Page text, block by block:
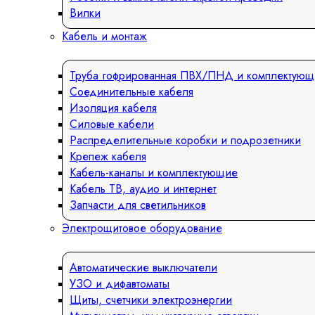
Вилки
Кабель и монтаж
Труба гофрированная ПВХ/ПНД и
Соединительные кабеля
Изоляция кабеля
Силовые кабели
Распределительные коробки и подрозетники
Крепеж кабеля
Кабель-каналы и комплектующие
Кабель ТВ, аудио и интернет
Запчасти для светильников
Электрощитовое оборудование
Автоматические выключатели
УЗО и дифавтоматы
Щиты, счетчики электроэнергии